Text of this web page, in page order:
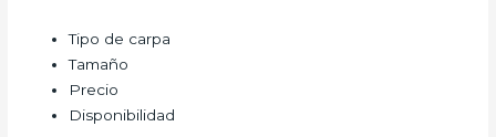
Tipo de carpa
Tamaño
Precio
Disponibilidad